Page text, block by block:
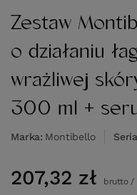
Zestaw
o działaniu
wrażliwej
300 ml +
Marka Montibello Seria
207,32 zł brutto/